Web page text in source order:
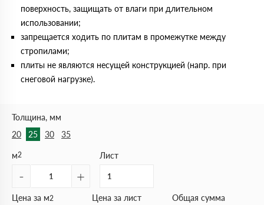
поверхность, защищать от влаги при длительном
использовании;
запрещается ходить по плитам в промежутке между
стропилами;
плиты не являются несущей конструкцией (напр. при
снеговой нагрузке).
Толщина, мм
20
25 30 35
м2
- +
Лист
Цена за м2 Цена за лист Общая сумма